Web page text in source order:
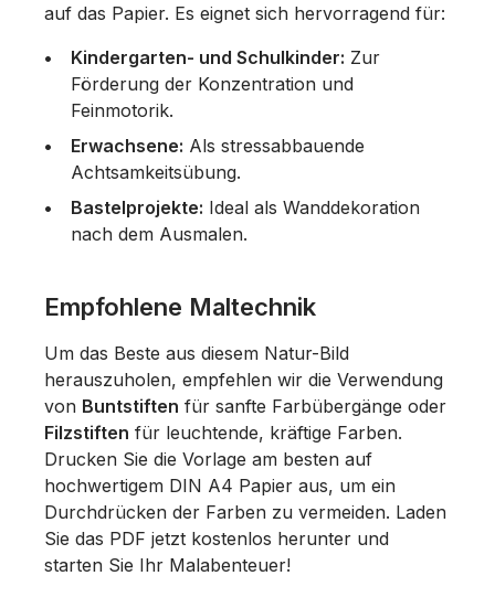
auf das Papier. Es eignet sich hervorragend für:
Kindergarten- und Schulkinder: Zur
Förderung der Konzentration und
Feinmotorik.
Erwachsene: Als stressabbauende
Achtsamkeitsübung.
Bastelprojekte: Ideal als Wanddekoration
nach dem Ausmalen.
Empfohlene Maltechnik
Um das Beste aus diesem Natur-Bild
herauszuholen, empfehlen wir die Verwendung
von Buntstiften für sanfte Farbübergänge oder
Filzstiften für leuchtende, kräftige Farben.
Drucken Sie die Vorlage am besten auf
hochwertigem DIN A4 Papier aus, um ein
Durchdrücken der Farben zu vermeiden. Laden
Sie das PDF jetzt kostenlos herunter und
starten Sie Ihr Malabenteuer!